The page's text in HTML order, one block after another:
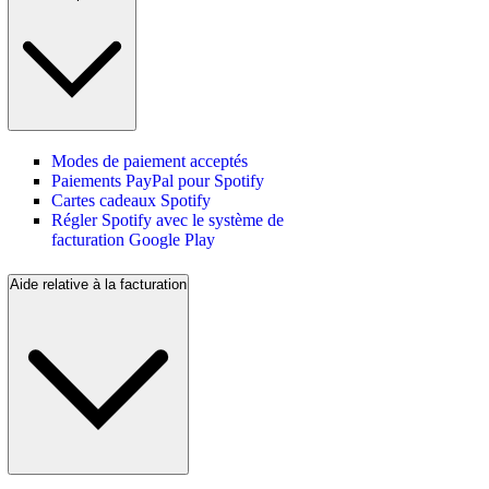
Modes de paiement acceptés
Paiements PayPal pour Spotify
Cartes cadeaux Spotify
Régler Spotify avec le système de
facturation Google Play
Aide relative à la facturation